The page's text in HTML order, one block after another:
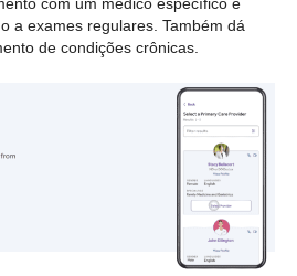
a exames regulares. Também dá
de condições crônicas.